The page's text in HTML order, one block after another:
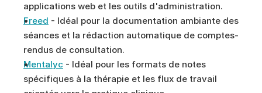
applications web et les outils d'administration.
Freed - Idéal pour la documentation ambiante des
séances et la rédaction automatique de comptes-
rendus de consultation.
Mentalyc - Idéal pour les formats de notes
spécifiques à la thérapie et les flux de travail